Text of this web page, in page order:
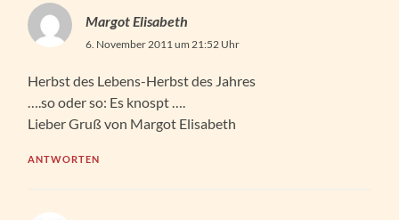
Margot Elisabeth
6. November 2011 um 21:52 Uhr
Herbst des Lebens-Herbst des Jahres
….so oder so: Es knospt ….
Lieber Gruß von Margot Elisabeth
ANTWORTEN